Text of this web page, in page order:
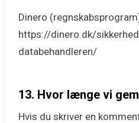
Dinero
https://dinero.dk/
databehandleren/
13. Hvor længe vi
Hvis du skriver en